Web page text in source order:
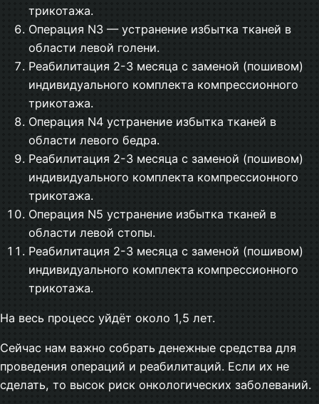
трикотажа.
Операция N3 — устранение избытка тканей в
области левой голени.
Реабилитация 2-3 месяца с заменой (пошивом)
индивидуального комплекта компрессионного
трикотажа.
Операция N4 устранение избытка тканей в
области левого бедра.
Реабилитация 2-3 месяца с заменой (пошивом)
индивидуального комплекта компрессионного
трикотажа.
Операция N5 устранение избытка тканей в
области левой стопы.
Реабилитация 2-3 месяца с заменой (пошивом)
индивидуального комплекта компрессионного
трикотажа.
На весь процесс уйдёт около 1,5 лет.
Сейчас нам важно собрать денежные средства для
проведения операций и реабилитаций. Если их не
сделать, то высок риск онкологических заболеваний.